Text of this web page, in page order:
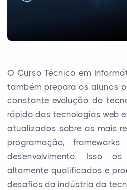
O Curso Técnico em
também prepara os alunos
constante evolução da
rápido das tecnologias web
atualizados sobre as mais
programação,
desenvolvimento. Isso
altamente qualificados e
desafios da indústria da